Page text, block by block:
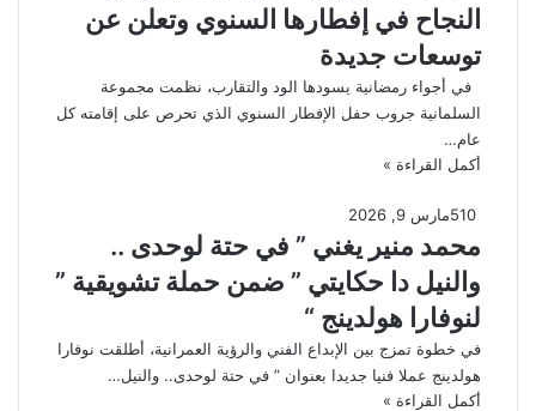
النجاح في إفطارها السنوي وتعلن عن
توسعات جديدة
في أجواء رمضانية يسودها الود والتقارب، نظمت مجموعة
السلمانية جروب حفل الإفطار السنوي الذي تحرص على إقامته كل
عام…
أكمل القراءة »
مارس 9, 2026
محمد منير يغني ” في حتة لوحدى ..
والنيل دا حكايتي ” ضمن حملة تشويقية ”
لنوفارا هولدينج “
في خطوة تمزج بين الإبداع الفني والرؤية العمرانية، أطلقت نوفارا
هولدينج عملا فنيا جديدا بعنوان ” في حتة لوحدى.. والنيل…
أكمل القراءة »